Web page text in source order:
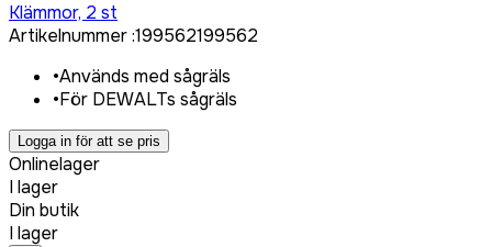
Klämmor, 2 st
Artikelnummer:199562199562
•Används med sågräls
•För DEWALTs sågräls
Logga in för att se pris
Onlinelager
I lager
Din butik
I lager